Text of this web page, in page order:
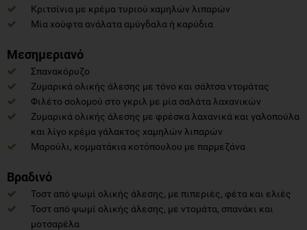
Κριτσίνια με κρέμα τυριού χαμηλών λιπαρών
Μία χούφτα ανάλατα αμύγδαλα ή καρύδια
Μεσημεριανό
Σπανακόρυζο
Ζυμαρικά ολικής άλεσης με τόνο και σάλτσα ντομάτας
Φιλέτο σολομού στο γκριλ με μία σαλάτα λαχανικών
Ζυμαρικά ολικής άλεσης με φρέσκα λαχανικά και γαλοπούλα
και λίγο κρέμα γάλακτος χαμηλών λιπαρών
Μαρούλι, κομματάκια κοτόπουλου με παρμεζάνα
Βραδινό
Τοστ από ψωμί ολικής άλεσης, με πιπεριές, φέτα και ελιές
Τοστ από ψωμί ολικής άλεσης, με ντομάτα, σπανάκι και
μοτσαρέλα